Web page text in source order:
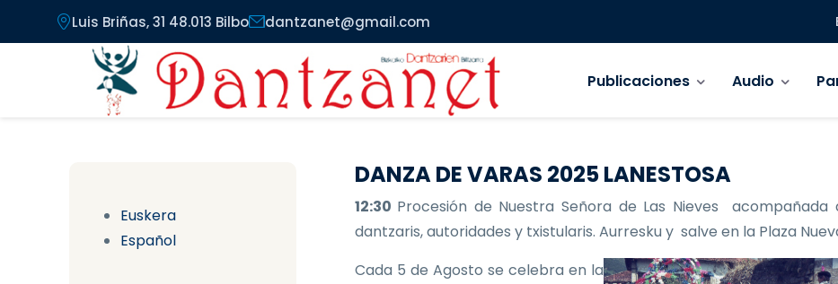
Pasar al contenido principal
Luis Briñas, 31 48.013 Bilbo dantzanet@gmail.com
Publicaciones Audio
Euskera
Español
DANZA DE VARAS 2025 LANESTOSA
12:30 Procesión de Nuestra Señora de Las Nieves acompañada
dantzaris, autoridades y txistularis. Aurresku y salve en la Plaza
Cada 5 de Agosto se celebra en la